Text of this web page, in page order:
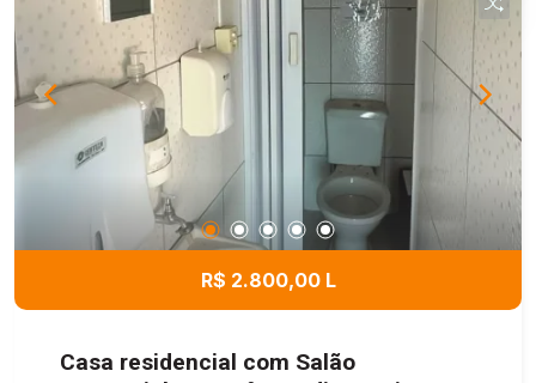
R$ 2.800,00 L
Casa residencial com Salão